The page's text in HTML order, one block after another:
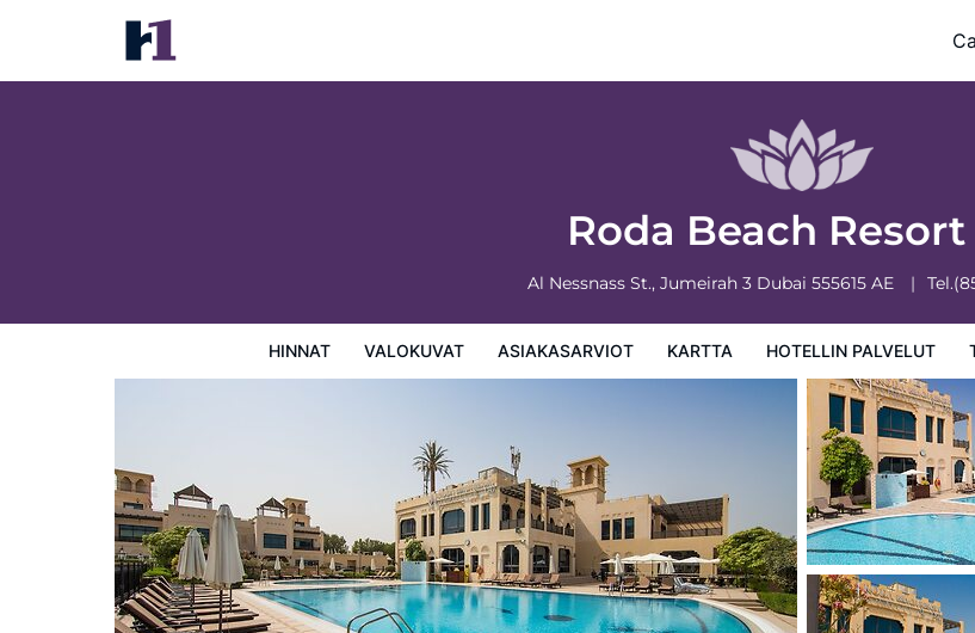
Roda Beach Resort
Al Nessnass St., Jumeirah 3 Dubai 555615 AE Tel.
HINNAT VALOKUVAT ASIAKASARVIOT KARTTA HOTELLIN PALVELUT
Roda Beach Resort
Hinnat